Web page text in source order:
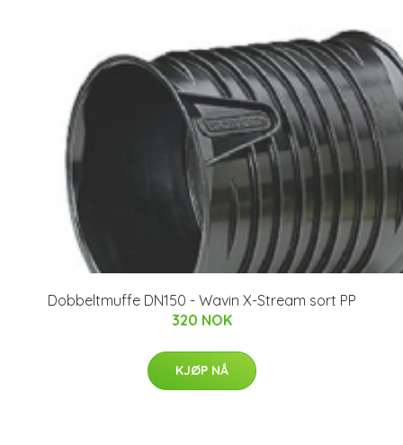
Dobbeltmuffe DN150 - Wavin X-Stream sort PP
320 NOK
KJØP NÅ